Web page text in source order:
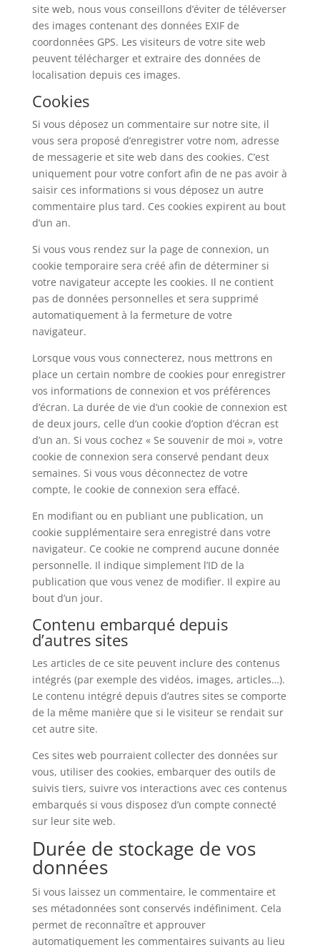
site web, nous vous conseillons d’éviter de téléverser
des images contenant des données EXIF de
coordonnées GPS. Les visiteurs de votre site web
peuvent télécharger et extraire des données de
localisation depuis ces images.
Cookies
Si vous déposez un commentaire sur notre site, il
vous sera proposé d’enregistrer votre nom, adresse
de messagerie et site web dans des cookies. C’est
uniquement pour votre confort afin de ne pas avoir à
saisir ces informations si vous déposez un autre
commentaire plus tard. Ces cookies expirent au bout
d’un an.
Si vous vous rendez sur la page de connexion, un
cookie temporaire sera créé afin de déterminer si
votre navigateur accepte les cookies. Il ne contient
pas de données personnelles et sera supprimé
automatiquement à la fermeture de votre
navigateur.
Lorsque vous vous connecterez, nous mettrons en
place un certain nombre de cookies pour enregistrer
vos informations de connexion et vos préférences
d’écran. La durée de vie d’un cookie de connexion est
de deux jours, celle d’un cookie d’option d’écran est
d’un an. Si vous cochez « Se souvenir de moi », votre
cookie de connexion sera conservé pendant deux
semaines. Si vous vous déconnectez de votre
compte, le cookie de connexion sera effacé.
En modifiant ou en publiant une publication, un
cookie supplémentaire sera enregistré dans votre
navigateur. Ce cookie ne comprend aucune donnée
personnelle. Il indique simplement l’ID de la
publication que vous venez de modifier. Il expire au
bout d’un jour.
Contenu embarqué depuis
d’autres sites
Les articles de ce site peuvent inclure des contenus
intégrés (par exemple des vidéos, images, articles…).
Le contenu intégré depuis d’autres sites se comporte
de la même manière que si le visiteur se rendait sur
cet autre site.
Ces sites web pourraient collecter des données sur
vous, utiliser des cookies, embarquer des outils de
suivis tiers, suivre vos interactions avec ces contenus
embarqués si vous disposez d’un compte connecté
sur leur site web.
Durée de stockage de vos
données
Si vous laissez un commentaire, le commentaire et
ses métadonnées sont conservés indéfiniment. Cela
permet de reconnaître et approuver
automatiquement les commentaires suivants au lieu